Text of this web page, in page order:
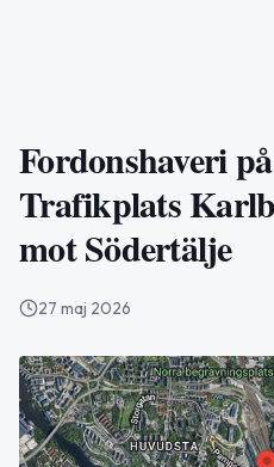
Fordonshaveri
Trafikplats
mot Södertälje
27 maj 2026